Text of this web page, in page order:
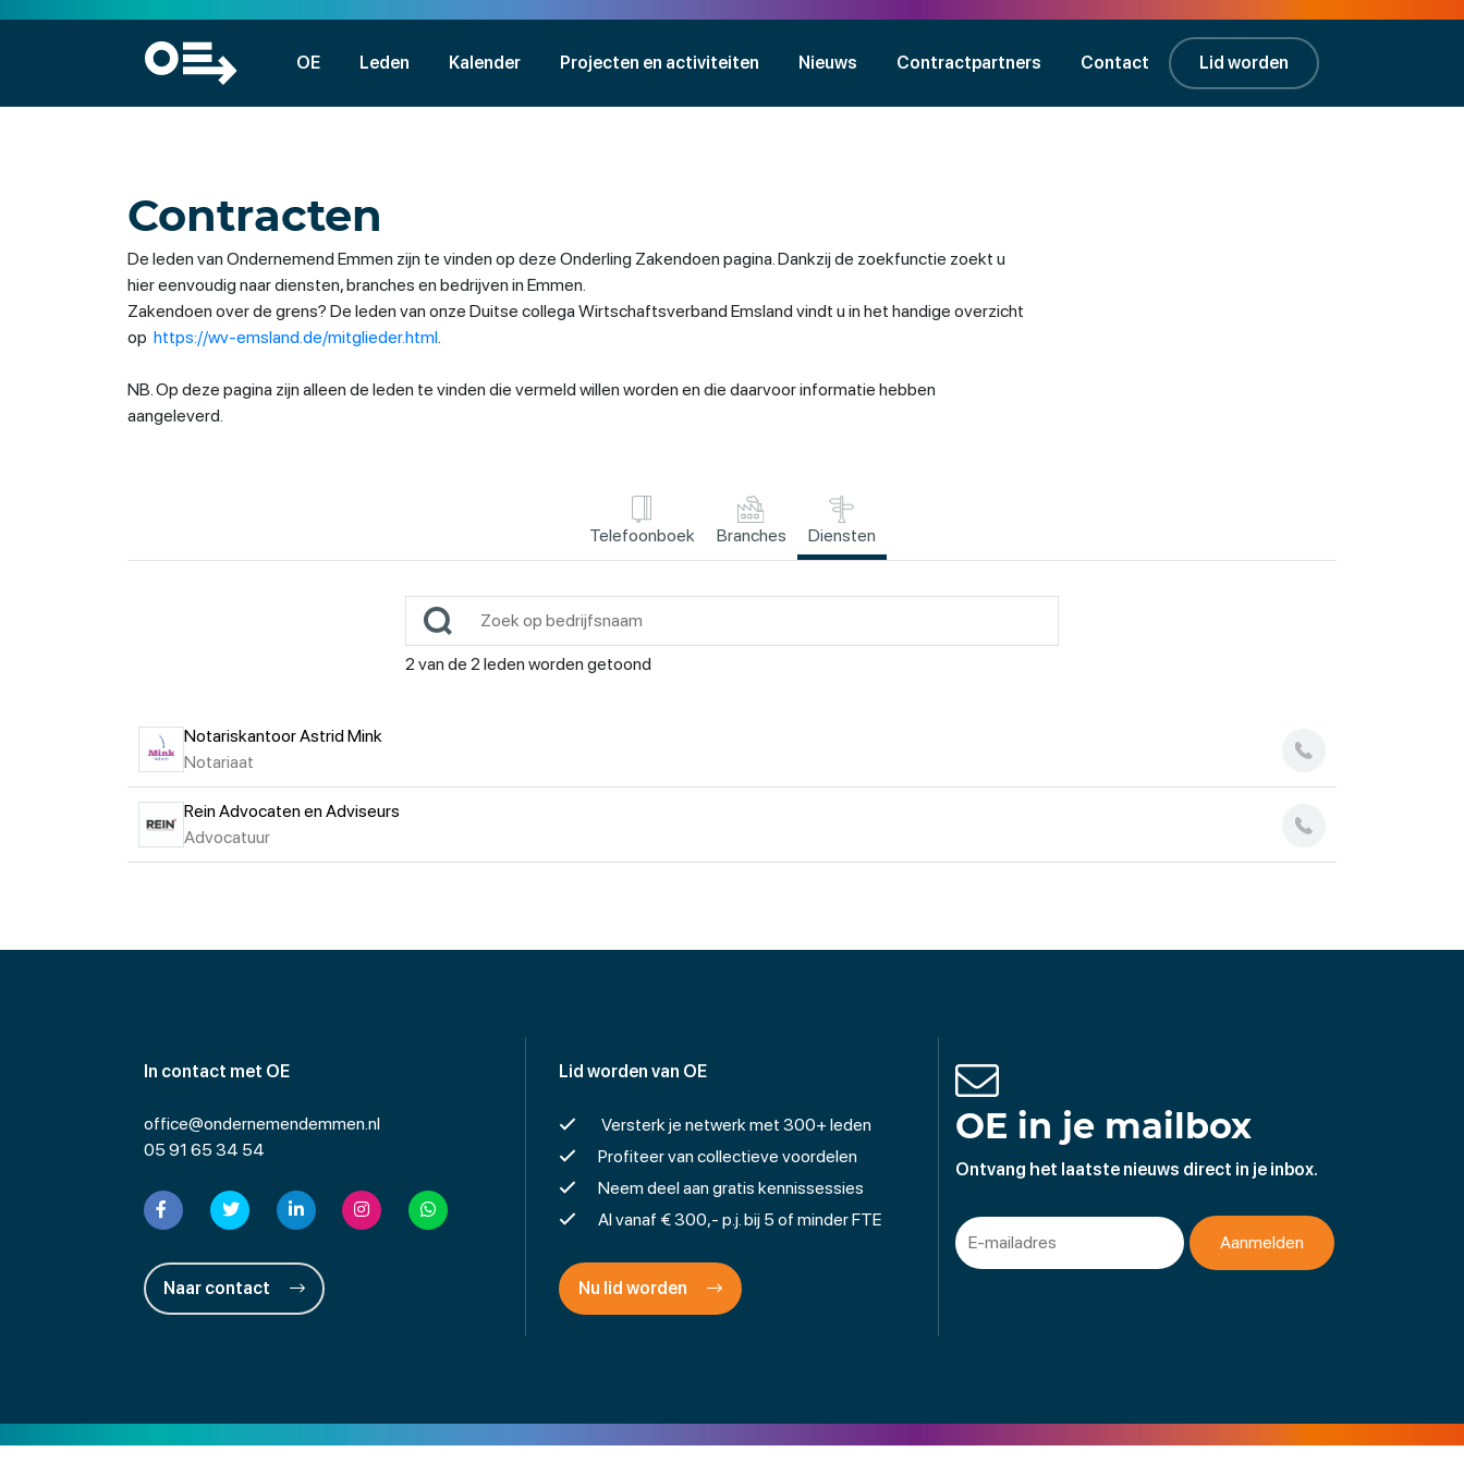
OE Leden Kalender Projecten en activiteiten Nieuws Contractpartners Contact Lid worden
Contracten
De leden van Ondernemend Emmen zijn te vinden op deze Onderling Zakendoen pagina. Dankzij de zoekfunctie zoekt u
hier eenvoudig naar diensten, branches en bedrijven in Emmen.
Zakendoen over de grens? De leden van onze Duitse collega Wirtschaftsverband Emsland vindt u in het handige overzicht
op https://wv-emsland.de/mitglieder.html.
NB. Op deze pagina zijn alleen de leden te vinden die vermeld willen worden en die daarvoor informatie hebben
aangeleverd.
Telefoonboek Branches Diensten
2 van de 2 leden worden getoond
Notariskantoor Astrid Mink
Notariaat
Rein Advocaten en Adviseurs
Advocatuur
In contact met OE
office@ondernemendemmen.nl
05 91 65 34 54
Naar contact
Lid worden van OE
Versterk je netwerk met 300+ leden
Profiteer van collectieve voordelen
Neem deel aan gratis kennissessies
Al vanaf € 300,- p.j. bij 5 of minder FTE
Nu lid worden
OE in je mailbox
Ontvang het laatste nieuws direct in je inbox.